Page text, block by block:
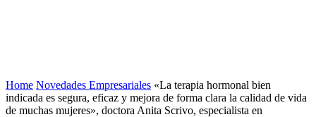
Home Novedades Empresariales «La terapia hormonal bien
indicada es segura, eficaz y mejora de forma clara la calidad de vida
de muchas mujeres», doctora Anita Scrivo, especialista en